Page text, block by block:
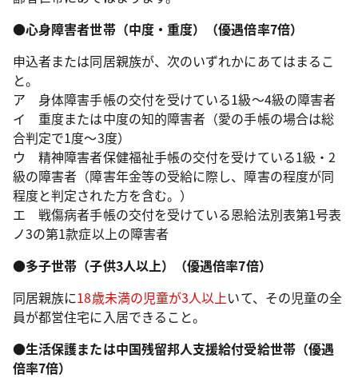
●心身障害者世帯（中度・重度）（優遇倍率7倍）
申込者または同居親族が、次のいずれかにあてはまるこ
と。
ア 身体障害手帳の交付を受けている1級～4級の障害者
イ 重度または中度の知的障害者（愛の手帳の場合は総
合判定で1度～3度）
ウ 精神障害者保健福祉手帳の交付を受けている1級・2
級の障害者（障害年金等の受給に際し、障害の程度が同
程度と判定された方を含む。）
エ 戦傷病者手帳の交付を受けている恩給法別表第1号表
ノ3の第1款症以上の障害者
●多子世帯（子供3人以上）（優遇倍率7倍）
同居親族に18歳未満の児童が3人以上いて、その児童の全
員が都営住宅に入居できること。
●生活保護または中国残留邦人支援給付受給世帯（優遇
倍率7倍）